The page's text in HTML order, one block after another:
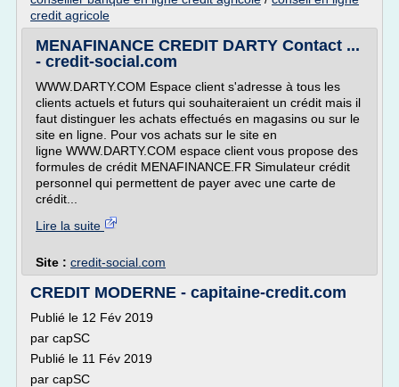
credit agricole
MENAFINANCE CREDIT DARTY Contact ...
- credit-social.com
WWW.DARTY.COM Espace client s'adresse à tous les
clients actuels et futurs qui souhaiteraient un crédit mais il
faut distinguer les achats effectués en magasins ou sur le
site en ligne. Pour vos achats sur le site en
ligne WWW.DARTY.COM espace client vous propose des
formules de crédit MENAFINANCE.FR Simulateur crédit
personnel qui permettent de payer avec une carte de
crédit...
Lire la suite
Site : credit-social.com
CREDIT MODERNE - capitaine-credit.com
Publié le 12 Fév 2019
par capSC
Publié le 11 Fév 2019
par capSC